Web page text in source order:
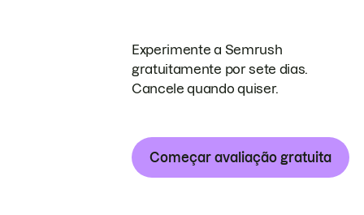
Experimente a Semrush
gratuitamente por sete dias.
Cancele quando quiser.
Começar avaliação gratuita